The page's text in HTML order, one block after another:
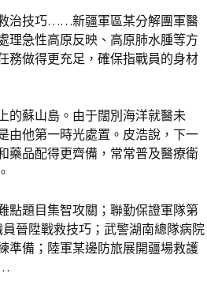
治技巧……新疆軍區某分解團軍醫
理急性高原反映、高原肺水腫等方
務做得更充足，確保指戰員的身材
的蘇山島。由于闊別海洋就醫未
由他第一時光處置。皮浩說，下一
藥品配得更齊備，常常普及醫療衛
點題目集智攻關；聯勤保證軍隊第
晉陞戰救技巧；武警湖南總隊病院
準備；陸軍某邊防旅展開疆場救護